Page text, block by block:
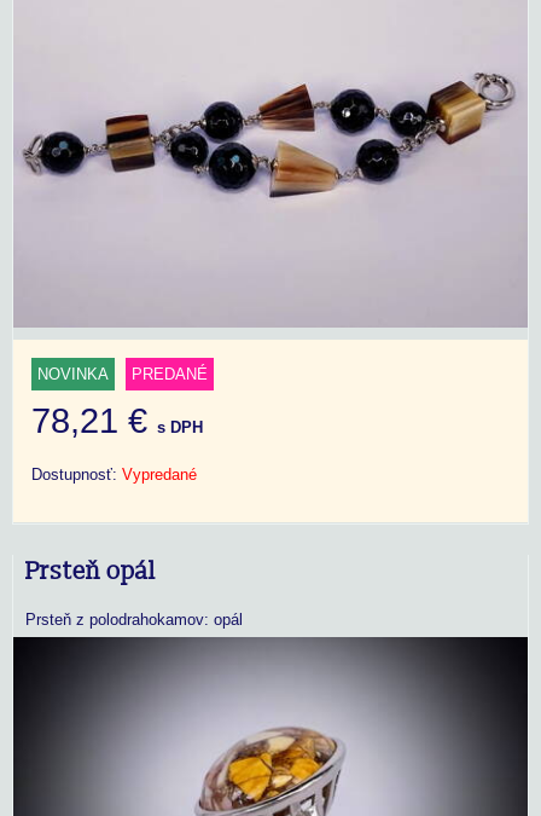
NOVINKA PREDANÉ
78,21 € s DPH
Dostupnosť: Vypredané
Prsteň opál
Prsteň z polodrahokamov: opál